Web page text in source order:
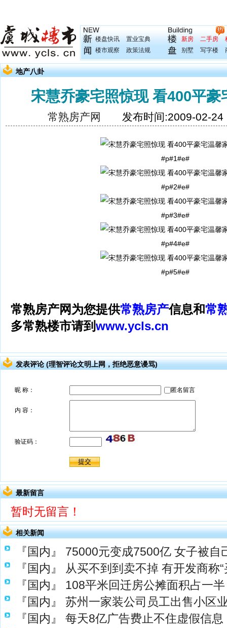
楼盘快讯
置业宝典
楼市观察
政策法规
新房 二手房
别墅
写字楼
地产八卦
宋慧乔豪宅照惊现 看400平豪
常熟房产网 发布时间:2009-02-
#p#1#e#
#p#2#e#
#p#3#e#
#p#4#e#
#p#5#e#
常熟房产网为您提供常熟房产信息和常
多常熟楼市请到www.ycls.cn
发表评论 (理智评论文明上网，拒绝恶意谩骂)
最新留言
暂时无留言！
相关新闻
『国内』
75000元变成7500亿 女子被自
『国内』
从买不到到卖不掉 有开发商称
『国内』
108平米回迁房公摊面积占一
『国内』
苏州一家装公司员工出售小区
『国内』
每天8亿广告费止不住虚假信